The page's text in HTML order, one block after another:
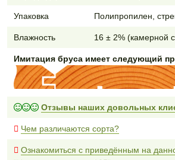
Упаковка Полипропилен,
Влажность 16 ± 2% (камерной
Имитация бруса имеет следующий
Отзывы наших довольных
Чем различаются сорта?
Ознакомиться с приведённым на